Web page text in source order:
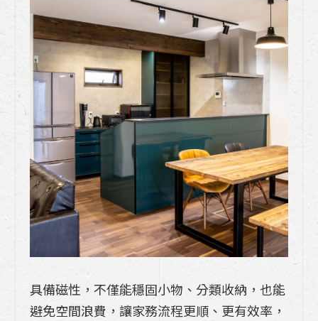
具備磁性，不僅能穩固小物、分類收納，也能
避免空間浪費，讓家務流程更順、更有效率，